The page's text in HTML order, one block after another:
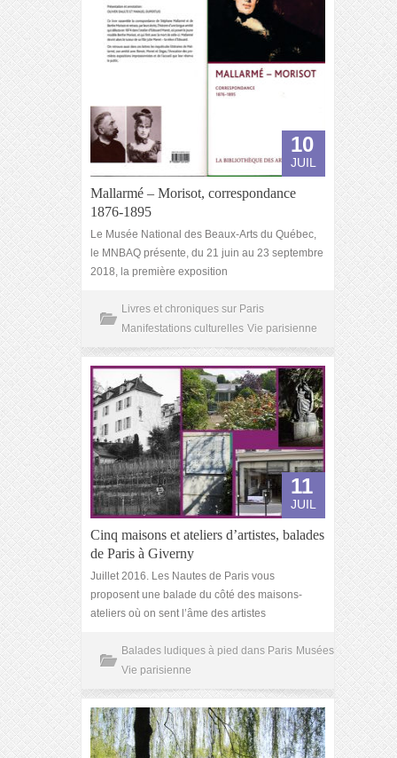
10
JUIL
Mallarmé – Morisot, correspondance
1876-1895
Le Musée National des Beaux-Arts du Québec,
le MNBAQ présente, du 21 juin au 23 septembre
2018, la première exposition
Livres et chroniques sur Paris
Manifestations culturelles Vie parisienne
11
JUIL
Cinq maisons et ateliers d’artistes, balades
de Paris à Giverny
Juillet 2016. Les Nautes de Paris vous
proposent une balade du côté des maisons-
ateliers où on sent l’âme des artistes
Balades ludiques à pied dans Paris Musées
Vie parisienne